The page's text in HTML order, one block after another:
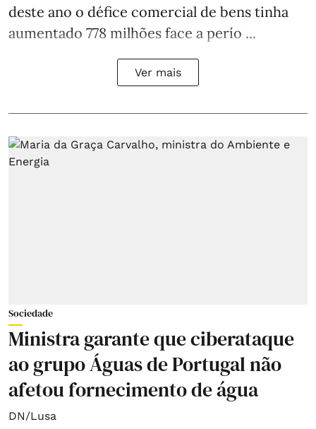
deste ano o défice comercial de bens tinha
aumentado 778 milhões face a perío ...
Ver mais
Sociedade
Ministra garante que ciberataque
ao grupo Águas de Portugal não
afetou fornecimento de água
DN/Lusa